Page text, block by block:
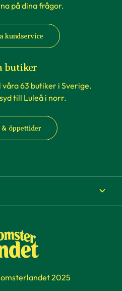
på dina frågor.
kundservice
butiker
63 butiker i Sverige.
till Luleå i norr.
& öppettider
2025